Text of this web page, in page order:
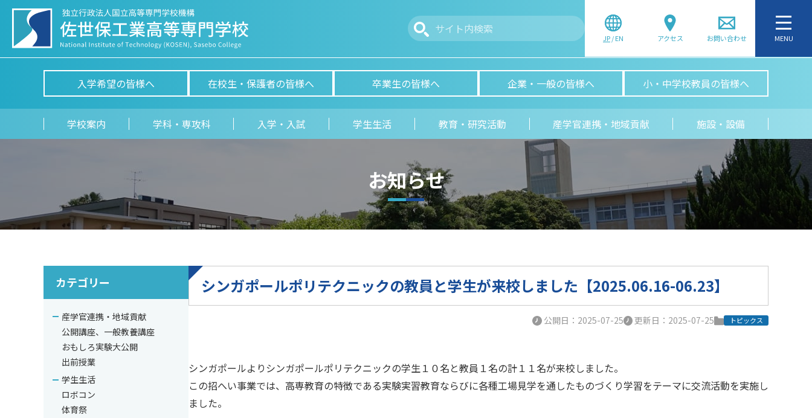
MENU
お問い合わせ
アクセス
JP/EN
入学希望の皆様へ 在校生・保護者の皆様へ 卒業生の皆様へ 企業・一般の皆様へ 小・中学校教員の皆様へ
学校案内 学科・専攻科 入学・入試 学生生活 教育・研究活動 産学官連携・地域貢献 施設・設備
お知らせ
シンガポールポリテクニックの教員と学生が来校しました【2025.06.16-06.23】
公開日：2025-07-25 更新日：2025-07-25 トピックス
シンガポールよりシンガポールポリテクニックの学生１０名と教員１名の計１１名が来校しました。
この招へい事業では、高専教育の特徴である実験実習教育ならびに各種工場見学を通したものづくり学習をテーマに交流活動を実施し
ました。
カテゴリー
産学官連携・地域貢献
公開講座、一般教養講座
おもしろ実験大公開
出前授業
学生生活
ロボコン
体育祭